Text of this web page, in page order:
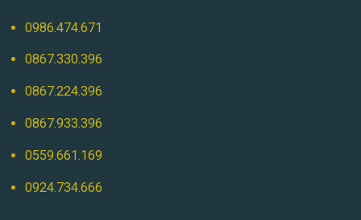
0986.474.671
0867.330.396
0867.224.396
0867.933.396
0559.661.169
0924.734.666